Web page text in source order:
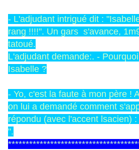
- L'adjudant intrigué dit :
rang !!!!". Un gars s'avance,
tatoué.
L'adjudant demande:. -
Isabelle ?
- Yo, c'est la faute à mon père !
on lui a demandé comment
répondu (avec l'accent lsacien)
".